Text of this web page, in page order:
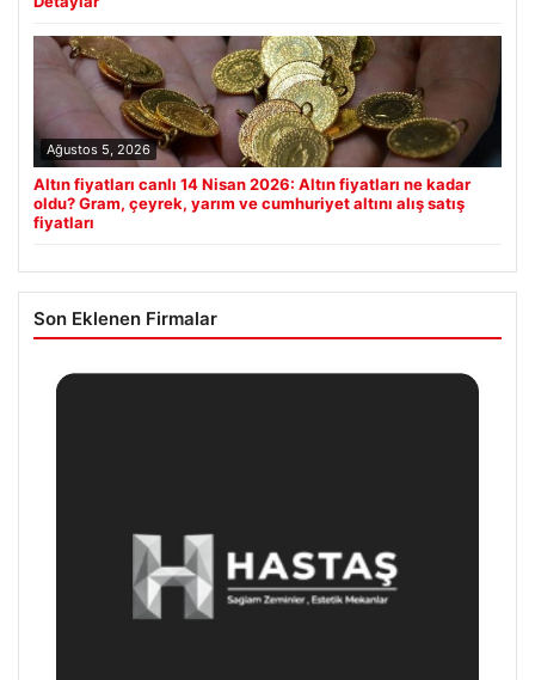
Ağustos 5, 2026
Altın fiyatları canlı 14 Nisan 2026: Altın fiyatları ne kadar
oldu? Gram, çeyrek, yarım ve cumhuriyet altını alış satış
fiyatları
Son Eklenen Firmalar